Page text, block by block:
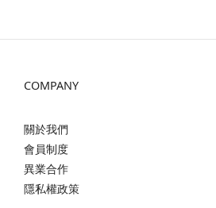
COMPANY
關於我們
會員制度
異業合作
隱私權政策